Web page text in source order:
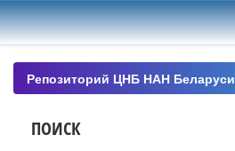
Skip
navigation
Репозиторий ЦНБ НАН Беларуси
ПОИСК